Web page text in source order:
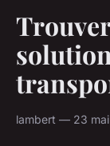
lambert — 23